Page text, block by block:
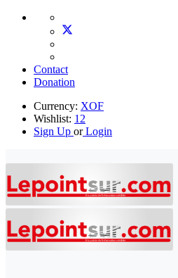
Contact
Donation
Currency: XOF
Wishlist: 12
Sign Up orLogin